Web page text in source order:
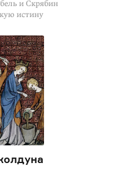
и Скрябин
истину